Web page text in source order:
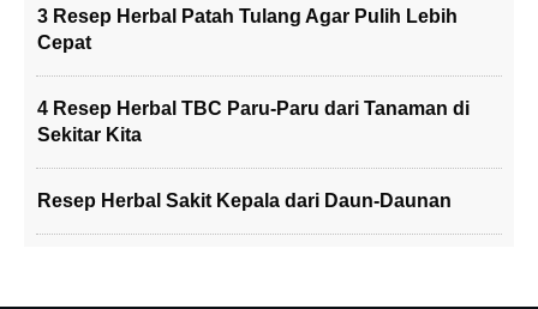
3 Resep Herbal Patah Tulang Agar Pulih Lebih
Cepat
4 Resep Herbal TBC Paru-Paru dari Tanaman di
Sekitar Kita
Resep Herbal Sakit Kepala dari Daun-Daunan